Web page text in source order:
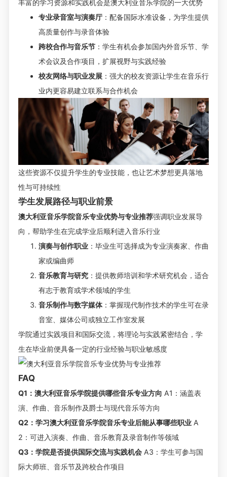
丰富的学习资源和实践机会是澳大利亚音乐学院的一大优势
专业录音室与演奏厅：配备国际水准设备，为学生提供
高质量创作与录音体验
跨校合作与音乐节：学生有机会参加国内外音乐节、学
术会议及合作项目，扩展视野与实践经验
校友网络与职业发展：强大的校友资源让学生在音乐行
业内更容易建立联系与合作机会
这些资源不仅提升学生的专业技能，也让艺术梦想更具落地
性与可持续性
学生发展路径与职业前景
澳大利亚音乐学院音乐专业优势与专业推荐强调职业发展导
向，帮助学生在完成学业后顺利进入音乐行业
演奏与创作职业：毕业生可选择成为专业演奏家、作曲
家或编曲师
音乐教育与研究：提供教师培训和学术研究机会，适合
有志于教育或学术领域的学生
音乐制作与数字媒体：掌握现代制作技术的学生可在录
音室、媒体公司或独立工作室发展
学院通过实践项目和国际交流，将理论与实践紧密结合，学
生在毕业前便具备一定的行业经验与职业敏感度
FAQ
Q1：澳大利亚音乐学院提供哪些音乐专业方向 A1：涵盖表
演、作曲、音乐制作及爵士与现代音乐等方向
Q2：学习澳大利亚音乐学院音乐专业后能从事哪些职业A
2：可进入演奏、作曲、音乐教育及录音制作等领域
Q3：学院是否提供国际交流与实践机会A3：学生可参与国
际大师班、音乐节及跨校合作项目